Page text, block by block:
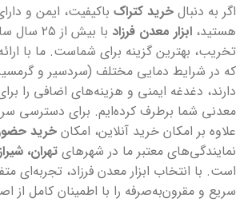
اگر به دنبال خرید کتراک باکیفیت، ایمن و
هستید، ابزار معدن فرزاد
با بیش
تخریب، بهترین گزینه برای شماست. ما با
که در شرایط دمایی مختلف (سردسیر و
دارند، دغدغه ایمنی و هزینه‌های اضافی را
معدنی شما برطرف کرده‌ایم. برای دسترسی
علاوه بر امکان خرید آنلاین، امکان خرید
نمایندگی‌های معتبر ما در شهرهای تهران،
است. با انتخاب ابزار معدن فرزاد، تجربه‌ای
سریع و مقرون‌به‌صرفه را با اطمینان کامل از